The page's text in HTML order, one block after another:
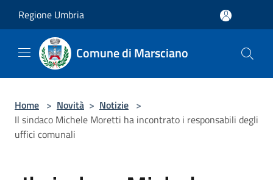
Regione Umbria
Comune di Marsciano
Home > Novità > Notizie >
Il sindaco Michele Moretti ha incontrato i responsabili degli
uffici comunali